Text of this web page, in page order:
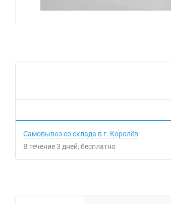
Самовывоз со склада в г. Королёв
В течение3 дней Бесплатно